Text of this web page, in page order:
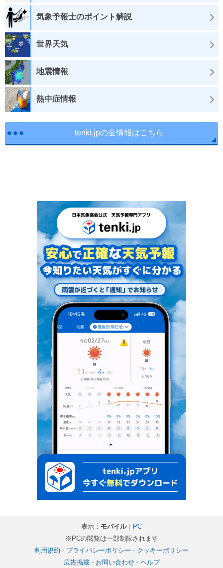
気象予報士のポイント解説
世界天気
地震情報
熱中症情報
tenki.jpの全情報はこちら
表示： モバイル｜ PC
※PCの閲覧は一部制限されます
利用規約 - プライバシーポリシー - クッキーポリシー
広告掲載- お問い合わせ- ヘルプ